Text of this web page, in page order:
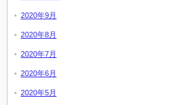
2020年9月
2020年8月
2020年7月
2020年6月
2020年5月